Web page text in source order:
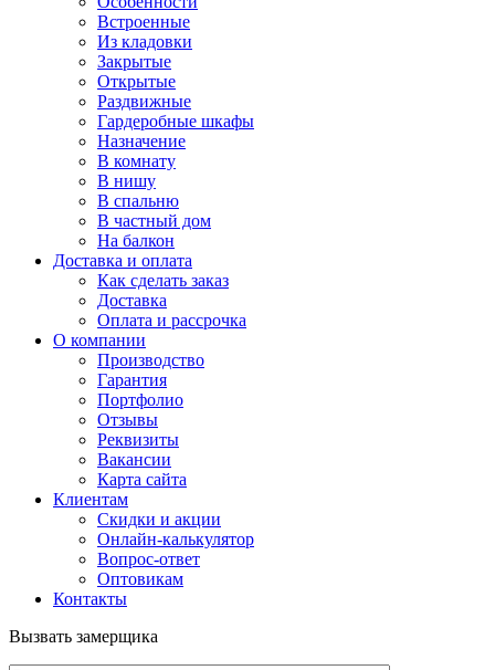
Встроенные
Из кладовки
Закрытые
Открытые
Раздвижные
Гардеробные шкафы
Назначение
В комнату
В нишу
В спальню
В частный дом
На балкон
Доставка и оплата
Как сделать заказ
Доставка
Оплата и рассрочка
О компании
Производство
Гарантия
Портфолио
Отзывы
Реквизиты
Вакансии
Карта сайта
Клиентам
Скидки и акции
Онлайн-калькулятор
Вопрос-ответ
Оптовикам
Контакты
Вызвать замерщика